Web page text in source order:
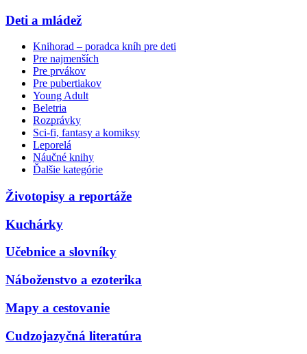
Deti a mládež
Knihorad – poradca kníh pre deti
Pre najmenších
Pre prvákov
Pre pubertiakov
Young Adult
Beletria
Rozprávky
Sci-fi, fantasy a komiksy
Leporelá
Náučné knihy
Ďalšie kategórie
Životopisy a reportáže
Kuchárky
Učebnice a slovníky
Náboženstvo a ezoterika
Mapy a cestovanie
Cudzojazyčná literatúra